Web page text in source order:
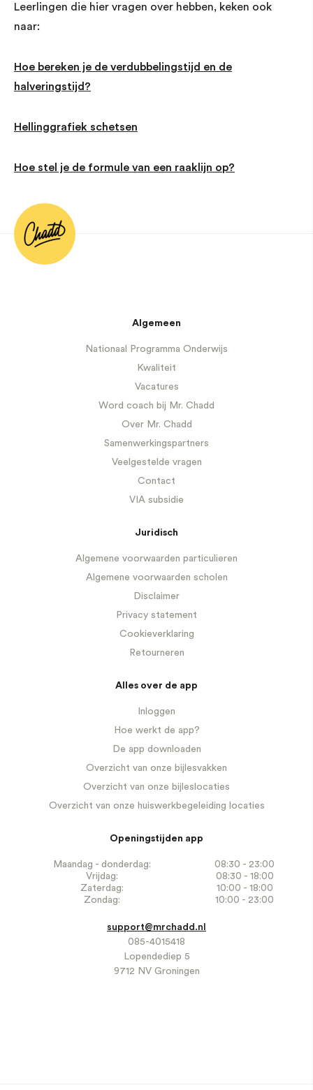
Leerlingen die hier vragen over hebben, keken ook
naar:
Hoe bereken je de verdubbelingstijd en de
halveringstijd?
Hellinggrafiek schetsen
Hoe stel je de formule van een raaklijn op?
Algemeen
Nationaal Programma Onderwijs
Kwaliteit
Vacatures
Word coach bij Mr. Chadd
Over Mr. Chadd
Samenwerkingspartners
Veelgestelde vragen
Contact
VIA subsidie
Juridisch
Algemene voorwaarden particulieren
Algemene voorwaarden scholen
Disclaimer
Privacy statement
Cookieverklaring
Retourneren
Alles over de app
Inloggen
Hoe werkt de app?
De app downloaden
Overzicht van onze bijlesvakken
Overzicht van onze bijleslocaties
Overzicht van onze huiswerkbegeleiding locaties
Openingstijden app
Maandag - donderdag:
08:30 - 23:00
Vrijdag:
08:30 - 18:00
Zaterdag:
10:00 - 18:00
Zondag:
10:00 - 23:00
support@mrchadd.nl
085-4015418
Lopendediep 5
9712 NV Groningen